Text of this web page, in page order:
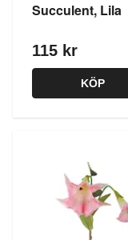
Succulent, Lila
115 kr
KÖP